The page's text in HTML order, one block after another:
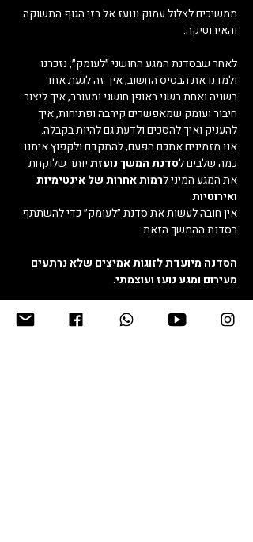
ממשיכים לצלול עמוק ונועז אל רזי הגוף התשוקה
והאירוטיקה.
לאחר שבסדנת המגע החושני ״לעומק״, נזכרנו
ולמדנו את הבסיס החשוב, איך זה לגעת אחד
בשניה ואחת בשני באופן חושני ומעורר, איך ליצור
חיבור ועומק שמאפשרים קירבה ופתיחות, איך
להעניק ואיך להסכים ולדעת גם להיות בקבלה.
אנו מזמינים אתכם הפעם, להתקדם ולקפוץ איתנו
כמה שלבים לסדנת המשך נועזת יותר שלוקחת
את המגע המיני לרמות אחרות של אינטימיות
ואירוטיות.
אין חובה לעשות את סדנת ״לעומק״ כדי להשתתף
בסדנת ההמשך הזאת.
הסדנה מיועדת לזוגות אמיצים שלא נרתעים
מעירום ומגע נועז ועוצמתי.
עוד